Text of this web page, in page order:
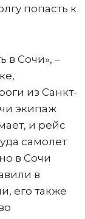
попасть к
в Сочи», –
из Санкт-
экипаж
и рейс
самолет
в Сочи
в
его также